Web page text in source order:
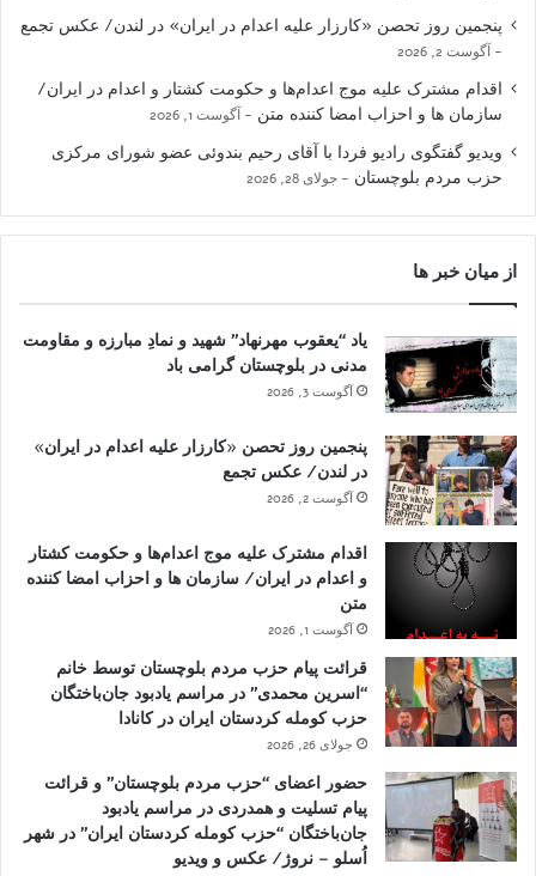
پنجمین روز تحصن «کارزار علیه اعدام در ایران» در لندن/ عکس تجمع
آگوست 2, 2026
اقدام مشترک علیه موج اعدام‌ها و حکومت کشتار و اعدام در ایران/
سازمان ها و احزاب امضا کننده متن
آگوست 1, 2026
ویدیو گفتگوی رادیو فردا با آقای رحیم بندوئی عضو شورای مرکزی
حزب مردم بلوچستان
جولای 28, 2026
از میان خبر ها
یاد “یعقوب مهرنهاد” شهید و نمادِ مبارزه و مقاومت
مدنی در بلوچستان گرامی باد
آگوست 3, 2026
پنجمین روز تحصن «کارزار علیه اعدام در ایران»
در لندن/ عکس تجمع
آگوست 2, 2026
اقدام مشترک علیه موج اعدام‌ها و حکومت کشتار
و اعدام در ایران/ سازمان ها و احزاب امضا کننده
متن
آگوست 1, 2026
قرائت پیام حزب مردم بلوچستان توسط خانم
“اسرین محمدی” در مراسم یادبود جان‌باختگان
حزب کومله کردستان ایران در کانادا
جولای 26, 2026
حضور اعضای “حزب مردم بلوچستان” و قرائت
پیام تسلیت و همدردی در مراسم یادبود
جان‌باختگان “حزب کومله کردستان ایران” در شهر
اُسلو – نروژ/ عکس و ویدیو